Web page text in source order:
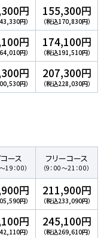
円
円）
155,300円
（税込170,830円）
円
円）
174,100円
（税込191,510円）
円
円）
207,300円
（税込228,030円）
ース
19：00）
フリーコース
（9：00～21：00）
円
円）
211,900円
（税込233,090円）
円
円）
245,100円
（税込269,610円）